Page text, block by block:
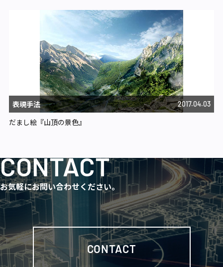
表現手法 2017.04.03
だまし絵『山頂の景色』
CONTACT
お気軽にお問い合わせください。
CONTACT